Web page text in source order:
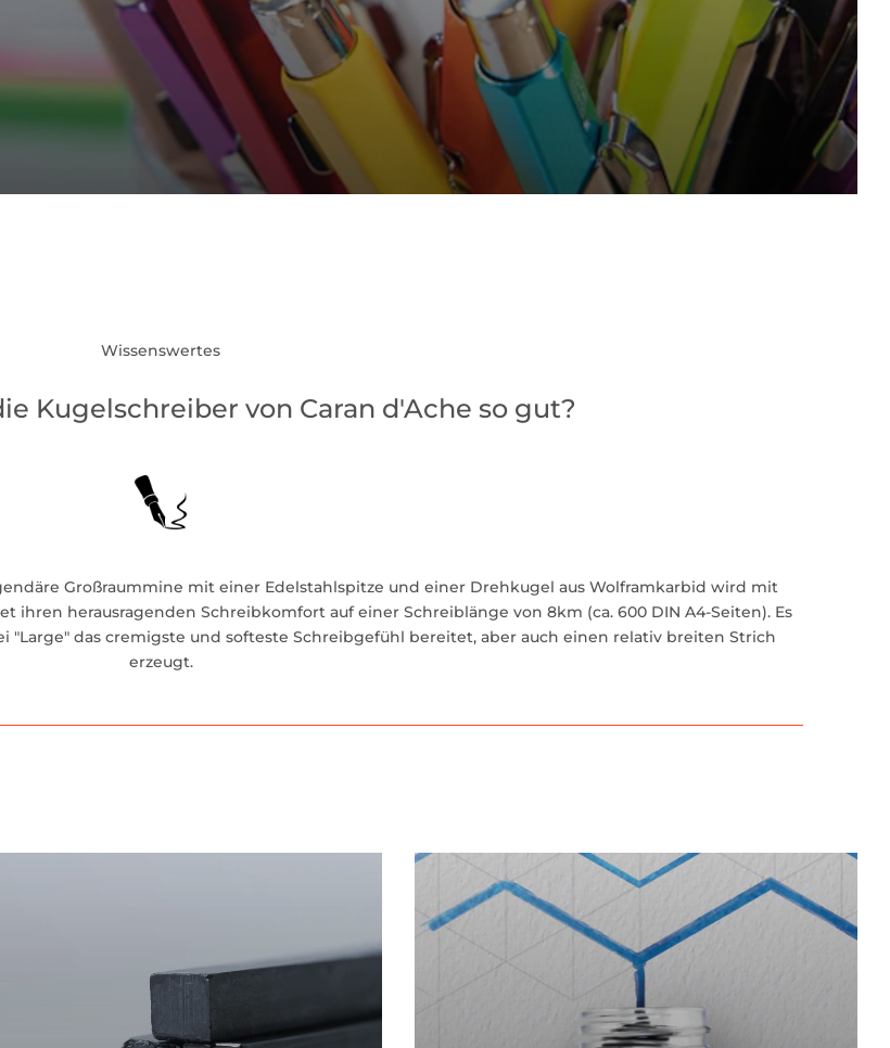
Wissenswertes
Kugelschreiber von Caran d'Ache so gut?
Großraummine mit einer Edelstahlspitze und einer Drehkugel aus Wolframkarbid wird mit
herausragenden Schreibkomfort auf einer Schreiblänge von 8km (ca. 600 DIN A4-Seiten). Es
das cremigste und softeste Schreibgefühl bereitet, aber auch einen relativ breiten Strich
erzeugt.